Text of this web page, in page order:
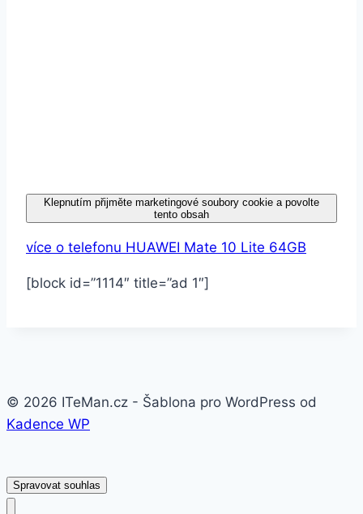
Klepnutím přijměte marketingové soubory cookie a povolte
tento obsah
více o telefonu HUAWEI Mate 10 Lite 64GB
[block id=”1114″ title=”ad 1″]
© 2026 ITeMan.cz - Šablona pro WordPress od
Kadence WP
Spravovat souhlas